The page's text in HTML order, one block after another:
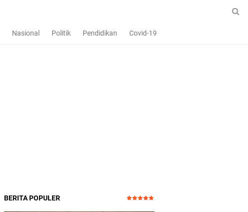
Nasional Politik Pendidikan Covid-19
BERITA POPULER